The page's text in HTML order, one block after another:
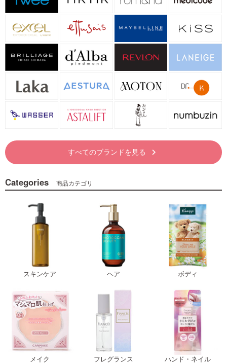
すべてのブランドを見る keyboard_arrow_right
Categories 商品カテゴリ
スキンケア ヘア ボディ
メイク フレグランス ハンド・ネイル